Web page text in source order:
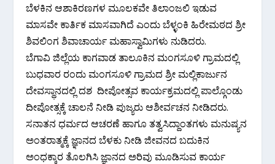
ಬೆಳಕಿನ ಆಶಾಕಿರಣಗಳ ಮೂಲಕವೇ ತಿಲಾಂಜಲಿ ಇಡುವ
ಮಾಸವೇ ಕಾರ್ತಿಕ ಮಾಸವಾಗಿದೆ ಎಂದು ಬೆಳ್ಳಂಕಿ ಹಿರೇಮಠದ ಶ್ರೀ
ಶಿವಲಿಂಗ ಶಿವಾಚಾರ್ಯ ಮಹಾಸ್ವಾಮಿಗಳು ನುಡಿದರು.
ಬೆಗಾವಿ ಜಿಲ್ಲೆಯ ಕಾಗವಾಡ ತಾಲೂಕಿನ ಮಂಗಸೂಳಿ ಗ್ರಾಮದಲ್ಲಿ
ಬುಧವಾರ ರಂದು ಮಂಗಸೂಳಿ ಗ್ರಾಮದ ಶ್ರೀ ಮಲ್ಲಿಕಾರ್ಜುನ
ದೇವಸ್ಥಾನದಲ್ಲಿ ದಶ ದೀಪೋತ್ಸವ ಕಾರ್ಯಕ್ರಮದಲ್ಲಿ ಪಾಲ್ಗೊಂಡು
ದೀಪೋತ್ಸಕ್ಕೆ ಚಾಲನೆ ನೀಡಿ ಪುಜ್ಯರು ಆಶೀರ್ವಚನ ನೀಡಿದರು.
ಸನಾತನ ಧರ್ಮದ ಆಚರಣೆ ಹಾಗೂ ತತ್ವಸಿದ್ದಾಂತಗಳು ಮನುಷ್ಯನ
ಅಂತರಾತ್ಮಕ್ಕೆ ಜ್ಞಾನದ ಬೆಳಕು ನೀಡಿ ಜೀವನದ ಬದುಕಿನ
ಅಂಧಕ್ಕಾರ ತೊಲಗಿಸಿ ಜ್ಞಾನದ ಅರಿವು ಮೂಡಿಸುವ ಕಾರ್ಯ